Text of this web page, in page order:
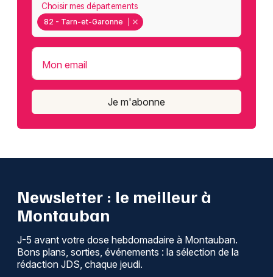
82 - Tarn-et-Garonne
Choisir mes départements
Mon email
Je m'abonne
Newsletter : le meilleur à
Montauban
J-5 avant votre dose hebdomadaire à Montauban.
Bons plans, sorties, événements : la sélection de la
rédaction JDS, chaque jeudi.